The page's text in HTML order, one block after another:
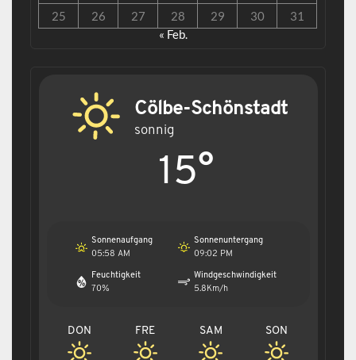
25
26 27 28 29 30
31
« Feb.
Cölbe-Schönstadt
sonnig
15°
Sonnenaufgang
05:58 AM
Sonnenuntergang
09:02 PM
Feuchtigkeit
70%
Windgeschwindigkeit
5.8Km/h
DON FRE SAM SON